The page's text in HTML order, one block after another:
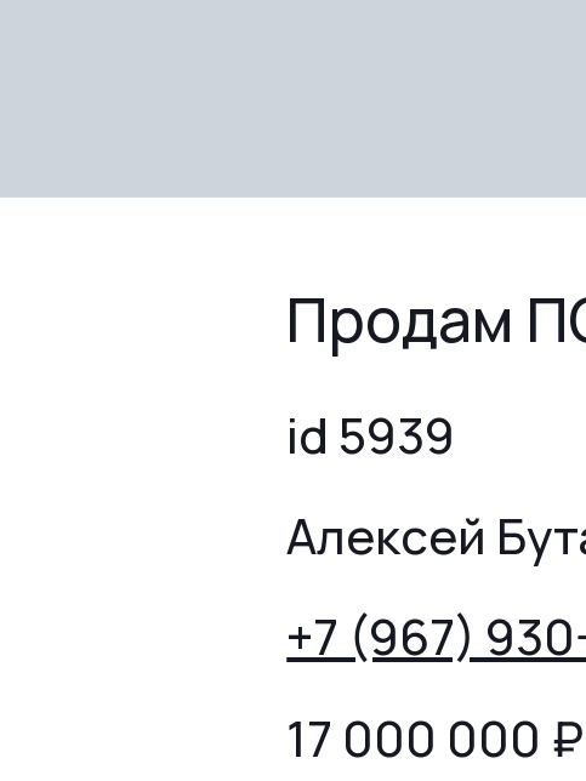
Продам
id 5939
Алексей
+7 (967)
17 000 000 ₽